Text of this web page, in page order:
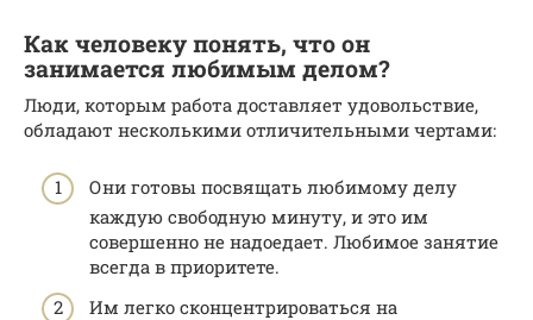
Как человеку понять, что он
занимается любимым делом?
Люди, которым работа доставляет удовольствие,
обладают несколькими отличительными чертами:
Они готовы посвящать любимому делу
каждую свободную минуту, и это им
совершенно не надоедает. Любимое занятие
всегда в приоритете.
Им легко сконцентрироваться на